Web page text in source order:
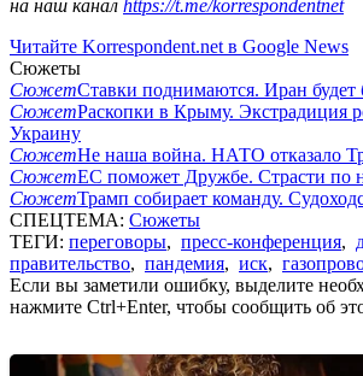
на наш канал https://t.me/korrespondentnet
Читайте Korrespondent.net в Google News
Сюжеты
СюжетСтавки поднимаются. Иран будет
СюжетРаскопки в Крыму. Экстрадиция
Украину
СюжетНе наша война. НАТО отказало
СюжетЕС поможет Дружбе. Страсти по
СюжетТрамп собирает команду.
СПЕЦТЕМА: Сюжеты
ТЕГИ: переговоры, пресс-конференция,
правительство, пандемия, иск,
Если вы заметили ошибку, выделите
нажмите Ctrl+Enter, чтобы сообщить об